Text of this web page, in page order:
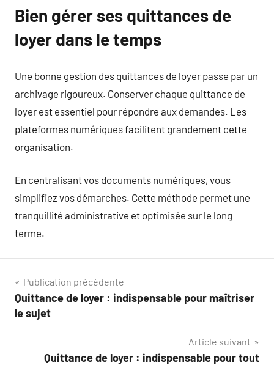
Bien gérer ses quittances de
loyer dans le temps
Une bonne gestion des quittances de loyer passe par un
archivage rigoureux. Conserver chaque quittance de
loyer est essentiel pour répondre aux demandes. Les
plateformes numériques facilitent grandement cette
organisation.
En centralisant vos documents numériques, vous
simplifiez vos démarches. Cette méthode permet une
tranquillité administrative et optimisée sur le long
terme.
Navigation
de
Publication précédente
Quittance de loyer : indispensable pour maîtriser
le sujet
Article suivant
Quittance de loyer : indispensable pour tout